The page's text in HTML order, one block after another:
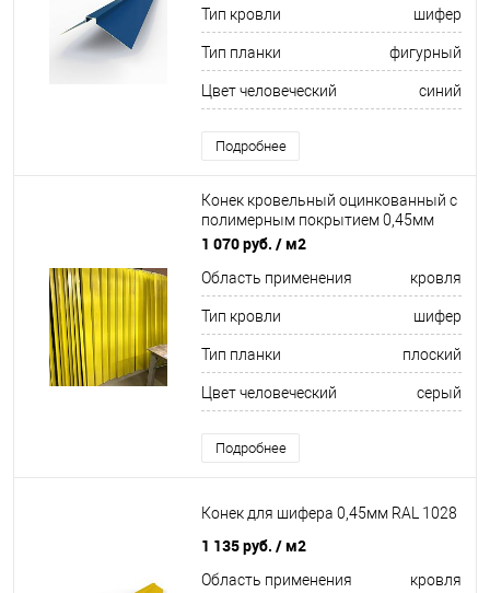
Тип кровли шифер
Тип планки фигурный
Цвет человеческий синий
Подробнее
Конек кровельный оцинкованный c
полимерным покрытием 0,45мм
RAL 9006
1 070 руб. / м2
Область применения кровля
Тип кровли шифер
Тип планки плоский
Цвет человеческий серый
Подробнее
Конек для шифера 0,45мм RAL 1028
1 135 руб. / м2
Область применения кровля